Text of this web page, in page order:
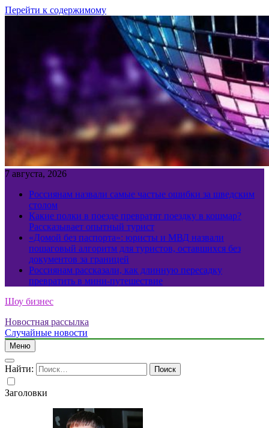
Перейти к содержимому
7 августа, 2026
Россиянам назвали самые частые ошибки за шведским
столом
Какие полки в поезде превратят поездку в кошмар?
Рассказывает опытный турист
«Домой без паспорта»: юристы и МВД назвали
пошаговый алгоритм для туристов, оставшихся без
документов за границей
Россиянам рассказали, как длинную пересадку
превратить в мини-путешествие
Шоу бизнес
Новостная рассылка
Случайные новости
Меню
Найти:
Заголовки